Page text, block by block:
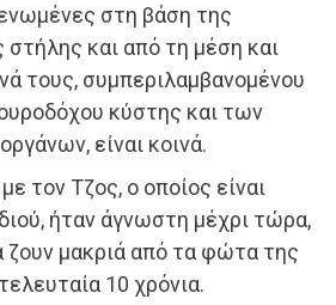
ενωμένες στη βάση της
στήλης και από τη μέση και
τους, συμπεριλαμβανομένου
κύστης και των
είναι κοινά.
τον Τζος, ο οποίος είναι
ήταν άγνωστη μέχρι τώρα,
ζουν μακριά από τα φώτα της
10 χρόνια.